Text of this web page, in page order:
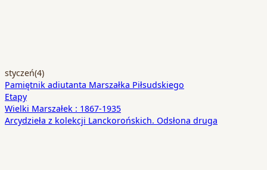
styczeń(4)
Pamiętnik adiutanta Marszałka Piłsudskiego
Etapy
Wielki Marszałek : 1867-1935
Arcydzieła z kolekcji Lanckorońskich. Odsłona druga